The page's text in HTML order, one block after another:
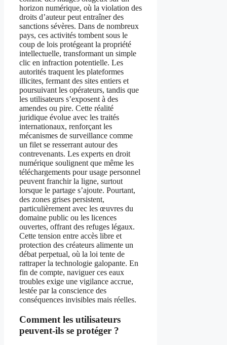
horizon numérique, où la violation des
droits d’auteur peut entraîner des
sanctions sévères. Dans de nombreux
pays, ces activités tombent sous le
coup de lois protégeant la propriété
intellectuelle, transformant un simple
clic en infraction potentielle. Les
autorités traquent les plateformes
illicites, fermant des sites entiers et
poursuivant les opérateurs, tandis que
les utilisateurs s’exposent à des
amendes ou pire. Cette réalité
juridique évolue avec les traités
internationaux, renforçant les
mécanismes de surveillance comme
un filet se resserrant autour des
contrevenants. Les experts en droit
numérique soulignent que même les
téléchargements pour usage personnel
peuvent franchir la ligne, surtout
lorsque le partage s’ajoute. Pourtant,
des zones grises persistent,
particulièrement avec les œuvres du
domaine public ou les licences
ouvertes, offrant des refuges légaux.
Cette tension entre accès libre et
protection des créateurs alimente un
débat perpetual, où la loi tente de
rattraper la technologie galopante. En
fin de compte, naviguer ces eaux
troubles exige une vigilance accrue,
lestée par la conscience des
conséquences invisibles mais réelles.
Comment les utilisateurs
peuvent-ils se protéger ?